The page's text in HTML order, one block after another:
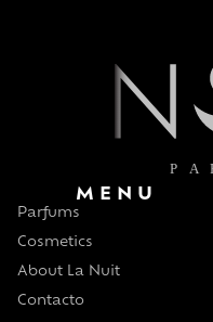
MENU
Parfums
Cosmetics
About La Nuit
Contacto